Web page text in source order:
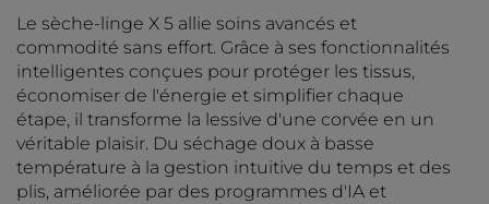
Le sèche-linge X 5 allie soins avancés et
commodité sans effort. Grâce à ses fonctionnalités
intelligentes conçues pour protéger les tissus,
économiser de l'énergie et simplifier chaque
étape, il transforme la lessive d'une corvée en un
véritable plaisir. Du séchage doux à basse
température à la gestion intuitive du temps et des
plis, améliorée par des programmes d'IA et